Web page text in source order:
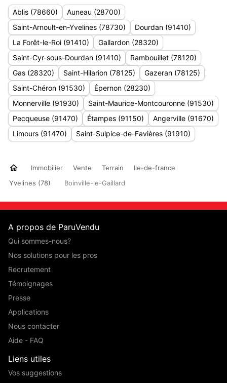
Ablis (78660)
Auneau (28700)
Saint-Arnoult-en-Yvelines (78730)
Dourdan (91410)
La Forêt-le-Roi (91410)
Gallardon (28320)
Saint-Cyr-sous-Dourdan (91410)
Rambouillet (78120)
Gas (28320)
Saint-Hilarion (78125)
Gazeran (78125)
Saint-Chéron (91530)
Épernon (28230)
Monnerville (91930)
Saint-Maurice-Montcouronne (91530)
Pecqueuse (91470)
Étampes (91150)
Angerville (91670)
Limours (91470)
Saint-Sulpice-de-Favières (91910)
Immobilier Vente Terrain
Ile-de-france
Yvelines (78)
Boinville-le-Gaillard
A propos de ParuVendu
Qui sommes-nous?
Nos solutions pour les pros
Recrutement
Témoignages
Presse
Applications
Nous contacter
Aide - FAQ
Liens utiles
Vos suggestions